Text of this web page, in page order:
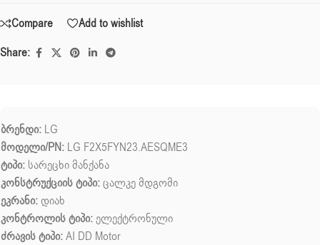
Compare
Add to wishlist
Share:
ბრენდი: LG
მოდელი/PN: LG F2X5FYN23.AESQME3
ტიპი: სარეცხი მანქანა
კონსტრუქციის ტიპი:ცალკე მდგომი
ეკრანი: დიახ
კონტროლის ტიპი:ელექტრონული
ძრავის ტიპი:AI DD Motor